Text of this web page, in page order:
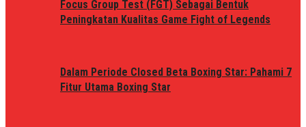
Focus Group Test (FGT) Sebagai Bentuk
Peningkatan Kualitas Game Fight of Legends
Dalam Periode Closed Beta Boxing Star: Pahami 7
Fitur Utama Boxing Star